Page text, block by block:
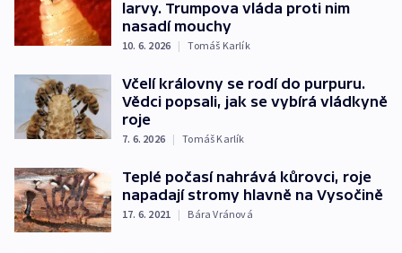
larvy. Trumpova vláda proti nim
nasadí mouchy
10. 6. 2026 | Tomáš Karlík
Včelí královny se rodí do purpuru.
Vědci popsali, jak se vybírá vládkyně
roje
7. 6. 2026 | Tomáš Karlík
Teplé počasí nahrává kůrovci, roje
napadají stromy hlavně na Vysočině
17. 6. 2021 | Bára Vránová